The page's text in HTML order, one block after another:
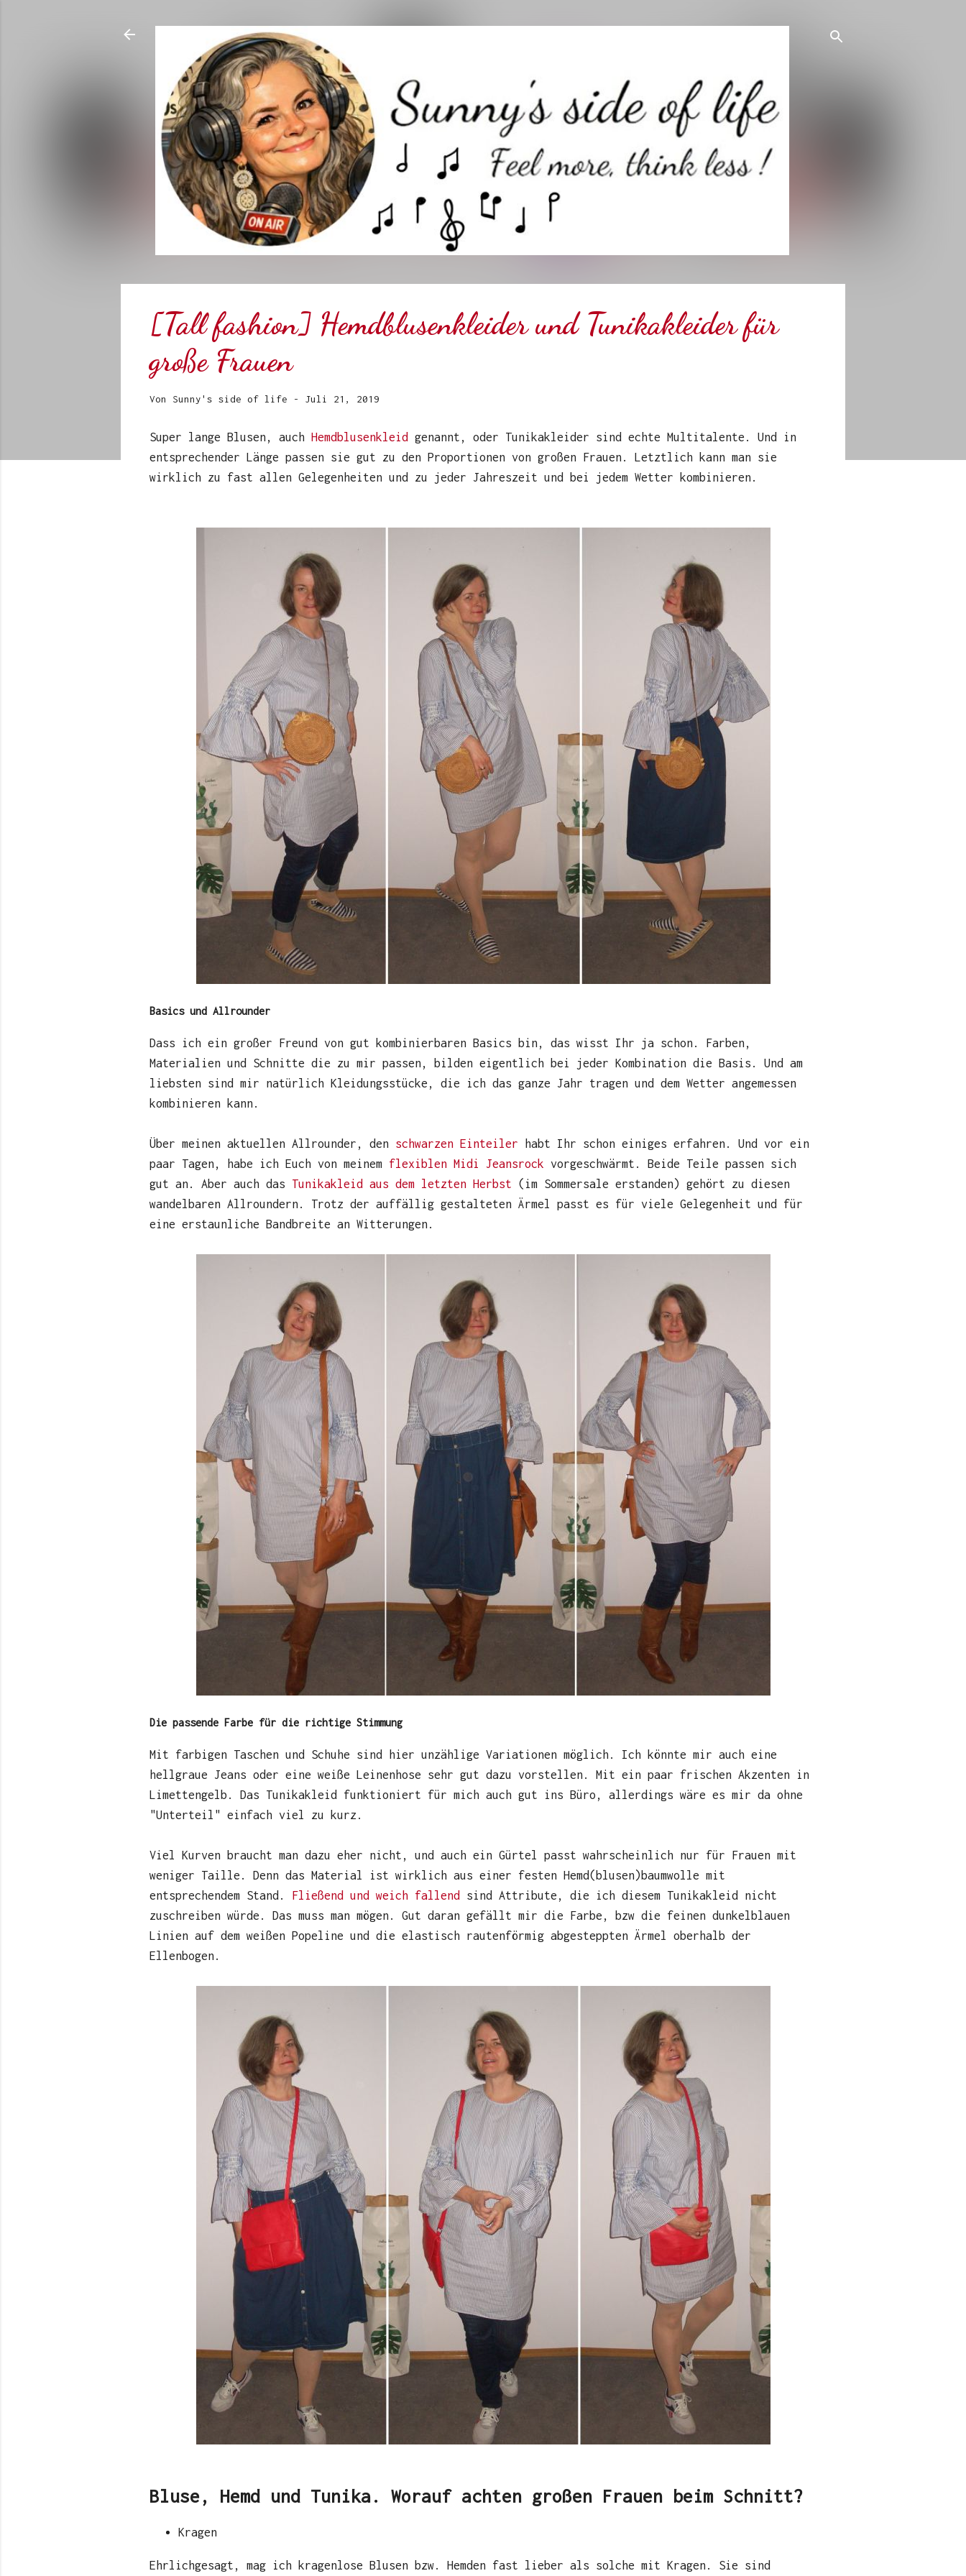
[Tall fashion] Hemdblusenkleider und Tunikakleider für
große Frauen
Von Sunny's side of life - Juli 21, 2019
Super lange Blusen, auch Hemdblusenkleid genannt, oder Tunikakleider sind echte Multitalente. Und in
entsprechender Länge passen sie gut zu den Proportionen von großen Frauen. Letztlich kann man sie
wirklich zu fast allen Gelegenheiten und zu jeder Jahreszeit und bei jedem Wetter kombinieren.
Basics und Allrounder
Dass ich ein großer Freund von gut kombinierbaren Basics bin, das wisst Ihr ja schon. Farben,
Materialien und Schnitte die zu mir passen, bilden eigentlich bei jeder Kombination die Basis. Und am
liebsten sind mir natürlich Kleidungsstücke, die ich das ganze Jahr tragen und dem Wetter angemessen
kombinieren kann.
Über meinen aktuellen Allrounder, den schwarzen Einteiler habt Ihr schon einiges erfahren. Und vor ein
paar Tagen, habe ich Euch von meinem flexiblen Midi Jeansrock vorgeschwärmt. Beide Teile passen sich
gut an. Aber auch das Tunikakleid aus dem letzten Herbst (im Sommersale erstanden) gehört zu diesen
wandelbaren Allroundern. Trotz der auffällig gestalteten Ärmel passt es für viele Gelegenheit und für
eine erstaunliche Bandbreite an Witterungen.
Die passende Farbe für die richtige Stimmung
Mit farbigen Taschen und Schuhe sind hier unzählige Variationen möglich. Ich könnte mir auch eine
hellgraue Jeans oder eine weiße Leinenhose sehr gut dazu vorstellen. Mit ein paar frischen Akzenten in
Limettengelb. Das Tunikakleid funktioniert für mich auch gut ins Büro, allerdings wäre es mir da ohne
"Unterteil" einfach viel zu kurz.
Viel Kurven braucht man dazu eher nicht, und auch ein Gürtel passt wahrscheinlich nur für Frauen mit
weniger Taille. Denn das Material ist wirklich aus einer festen Hemd(blusen)baumwolle mit
entsprechendem Stand. Fließend und weich fallend
sind Attribute, die ich diesem Tunikakleid nicht
zuschreiben würde. Das muss man mögen. Gut daran gefällt mir die Farbe, bzw die feinen dunkelblauen
Linien auf dem weißen Popeline und die elastisch rautenförmig abgesteppten Ärmel oberhalb der
Ellenbogen.
Bluse, Hemd und Tunika. Worauf achten großen Frauen beim Schnitt?
Kragen
Ehrlichgesagt, mag ich kragenlose Blusen bzw. Hemden fast lieber als solche mit Kragen. Sie sind